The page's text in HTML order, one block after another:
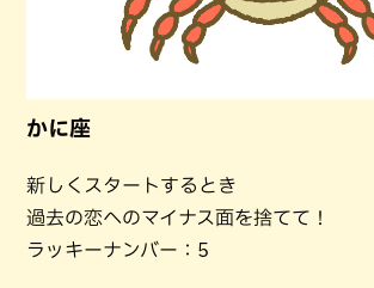
かに座
新しくスタートするとき
過去の恋へのマイナス面を捨てて！
ラッキーナンバー：5